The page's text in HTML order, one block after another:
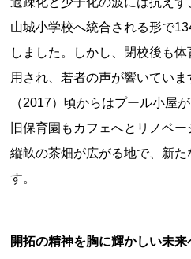
全国
北海道・東北地方
北海道
青森県 岩手県
山形県
福島県
関東地方
中部地方
山城小学校へ統合される形で
しました。しかし、閉校後も
用され、若者の声が響いてい
（2017）頃からはプール小屋
旧保育園もカフェへとリノベ
縦畝の茶畑が広がる地で、新
す。
開拓の精神を胸に輝かしい未来